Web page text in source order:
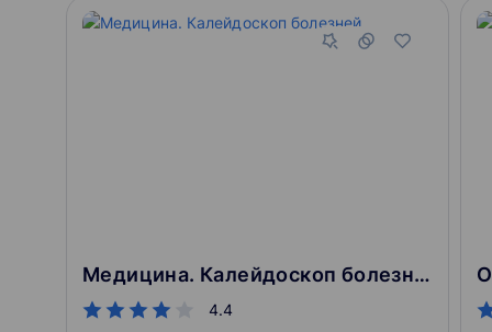
Медицина. Калейдоскоп болезней
4.4